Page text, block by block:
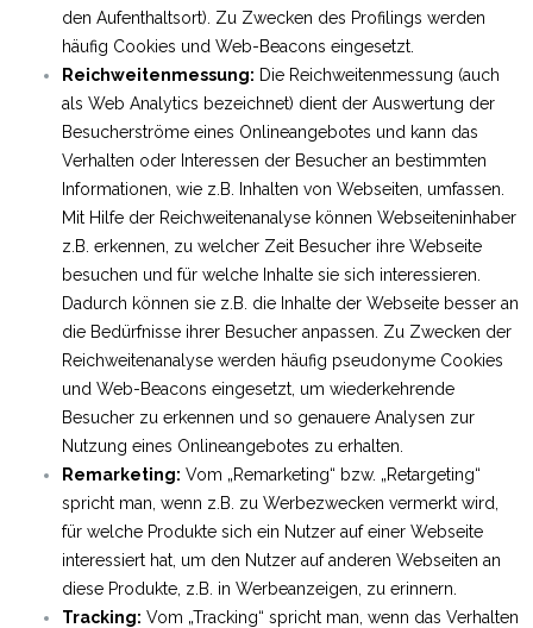
den Aufenthaltsort). Zu Zwecken des Profilings werden
häufig Cookies und Web-Beacons eingesetzt.
Reichweitenmessung: Die Reichweitenmessung (auch
als Web Analytics bezeichnet) dient der Auswertung der
Besucherströme eines Onlineangebotes und kann das
Verhalten oder Interessen der Besucher an bestimmten
Informationen, wie z.B. Inhalten von Webseiten, umfassen.
Mit Hilfe der Reichweitenanalyse können Webseiteninhaber
z.B. erkennen, zu welcher Zeit Besucher ihre Webseite
besuchen und für welche Inhalte sie sich interessieren.
Dadurch können sie z.B. die Inhalte der Webseite besser an
die Bedürfnisse ihrer Besucher anpassen. Zu Zwecken der
Reichweitenanalyse werden häufig pseudonyme Cookies
und Web-Beacons eingesetzt, um wiederkehrende
Besucher zu erkennen und so genauere Analysen zur
Nutzung eines Onlineangebotes zu erhalten.
Remarketing: Vom „Remarketing“ bzw. „Retargeting“
spricht man, wenn z.B. zu Werbezwecken vermerkt wird,
für welche Produkte sich ein Nutzer auf einer Webseite
interessiert hat, um den Nutzer auf anderen Webseiten an
diese Produkte, z.B. in Werbeanzeigen, zu erinnern.
Tracking: Vom „Tracking“ spricht man, wenn das Verhalten